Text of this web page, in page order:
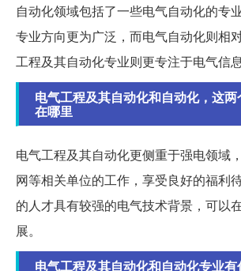
自动化领域包括了一些电气自动化的专
专业方向更为广泛，而电气自动化则相
工程及其自动化专业则更专注于电气信息
电气工程及其自动化和自动化，这
在哪里
电气工程及其自动化更侧重于强电领域
网等相关单位的工作，享受良好的福利
的人才具有较强的电气技术背景，可以
展。
电气工程及其自动化和自动化专业